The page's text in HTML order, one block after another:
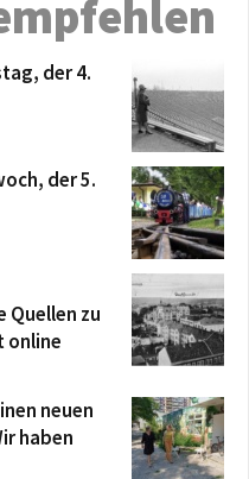
der 4.
der 5.
Quellen zu
online
neuen
haben